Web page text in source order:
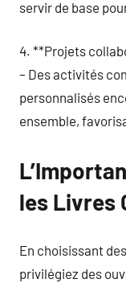
servir de base
4. **Projets
– Des activités
personnalisés
ensemble,
les Livres
En choisissant
privilégiez des